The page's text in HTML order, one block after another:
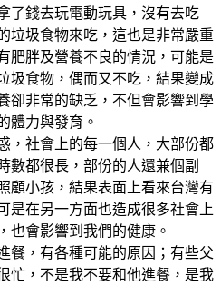
了錢去玩電動玩具，沒有去吃
垃圾食物來吃，這也是非常嚴重
肥胖及營養不良的情況，可能是
圾食物，偶而又不吃，結果變成
卻非常的缺乏，不但會影響到學
體力與發育。
，社會上的每一個人，大部份都
數都很長，部份的人還兼個副
顧小孩，結果表面上看來台灣有
是在另一方面也造成很多社會上
也會影響到我們的健康。
餐，有各種可能的原因；有些父
忙，不是我不要和他進餐，是我